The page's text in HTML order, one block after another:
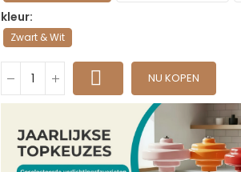
kleur
Zwart & Wit
NU KOPEN